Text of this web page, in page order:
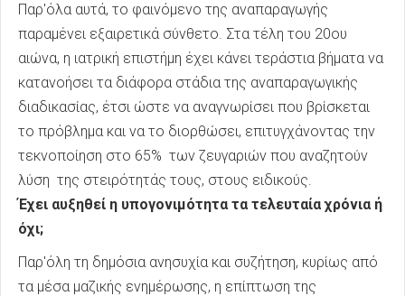
Παρ'όλα αυτά, το φαινόμενο της αναπαραγωγής
παραμένει εξαιρετικά σύνθετο. Στα τέλη του 20ου
αιώνα, η ιατρική επιστήμη έχει κάνει τεράστια βήματα να
κατανοήσει τα διάφορα στάδια της αναπαραγωγικής
διαδικασίας, έτσι ώστε να αναγνωρίσει που βρίσκεται
το πρόβλημα και να το διορθώσει, επιτυγχάνοντας την
τεκνοποίηση στο 65% των ζευγαριών που αναζητούν
λύση της στειρότητάς τους, στους ειδικούς.
Έχει αυξηθεί η υπογονιμότητα τα τελευταία χρόνια ή
όχι;
Παρ'όλη τη δημόσια ανησυχία και συζήτηση, κυρίως από
τα μέσα μαζικής ενημέρωσης, η επίπτωση της